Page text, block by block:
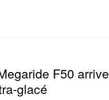
F50 arrive